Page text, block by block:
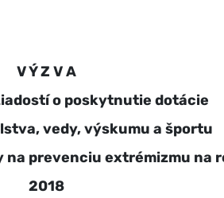
V Ý Z V A
o poskytnutie dotácie
vedy, výskumu a športu
na prevenciu extrémizmu na
2018